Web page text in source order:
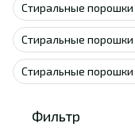
Стиральные порошки
Стиральные порошки
Стиральные порошки
Фильтр